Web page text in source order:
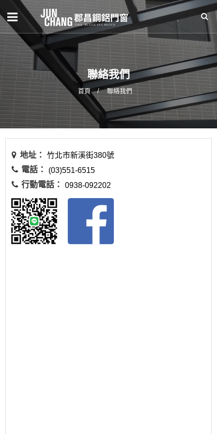
聯絡我們
首頁 聯絡我們
地址： 竹北市新溪街380號
電話： (03)551-6515
行動電話： 0938-092202